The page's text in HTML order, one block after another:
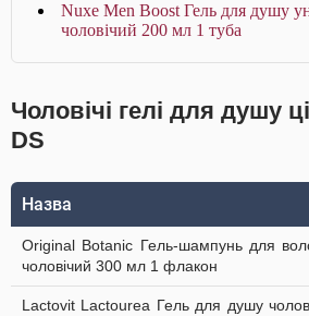
Nuxe Men Boost Гель для душу
чоловічий 200 мл 1 туба
Чоловічі гелі для душу
DS
Назва
Original Botanic Гель-шампунь для
чоловічий 300 мл 1 флакон
Lactovit Lactourea Гель для душу